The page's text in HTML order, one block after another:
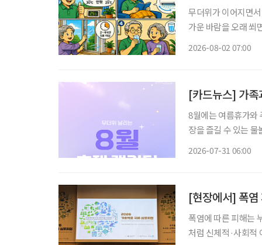
무더위가 이어지면
가운 바람을 오래 쐬
2026-08-02 07:00
[카드뉴스] 가
8월에는 여름휴가와
장을 즐길 수 있는
2026-07-31 06:00
[현장에서] 폭
폭염에 따른 피해는
처럼 신체적·사회적